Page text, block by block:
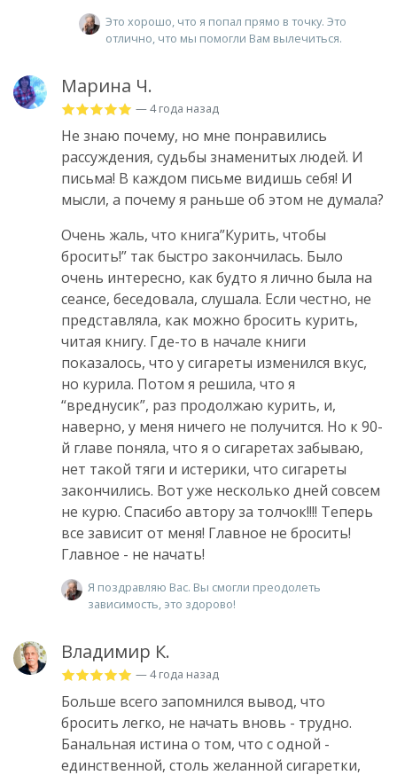
Это хорошо, что я попал прямо в точку. Это
отлично, что мы помогли Вам вылечиться.
Марина Ч.
— 4 года назад
Не знаю почему, но мне понравились
рассуждения, судьбы знаменитых людей. И
письма! В каждом письме видишь себя! И
мысли, а почему я раньше об этом не думала?
Очень жаль, что книга”Курить, чтобы
бросить!” так быстро закончилась. Было
очень интересно, как будто я лично была на
сеансе, беседовала, слушала. Если честно, не
представляла, как можно бросить курить,
читая книгу. Где-то в начале книги
показалось, что у сигареты изменился вкус,
но курила. Потом я решила, что я
“вреднусик”, раз продолжаю курить, и,
наверно, у меня ничего не получится. Но к 90-
й главе поняла, что я о сигаретах забываю,
нет такой тяги и истерики, что сигареты
закончились. Вот уже несколько дней совсем
не курю. Спасибо автору за толчок!!!! Теперь
все зависит от меня! Главное не бросить!
Главное - не начать!
Я поздравляю Вас. Вы смогли преодолеть
зависимость, это здорово!
Владимир К.
— 4 года назад
Больше всего запомнился вывод, что
бросить легко, не начать вновь - трудно.
Банальная истина о том, что с одной -
единственной, столь желанной сигаретки,